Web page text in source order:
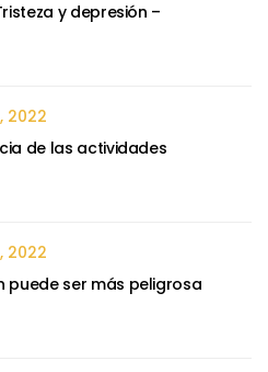
y depresión –
2022
de las actividades
2022
puede ser más peligrosa